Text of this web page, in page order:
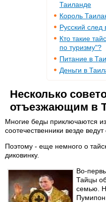
Таиланде
Король
Русский след
Кто такие
по туризму"?
Питание в
Деньги в
Несколько
отъезжающим в
Многие беды приключаются
соотечественники везде
Поэтому - еще немного о
диковинку.
Во-
Тайцы
семью.
Пумипон